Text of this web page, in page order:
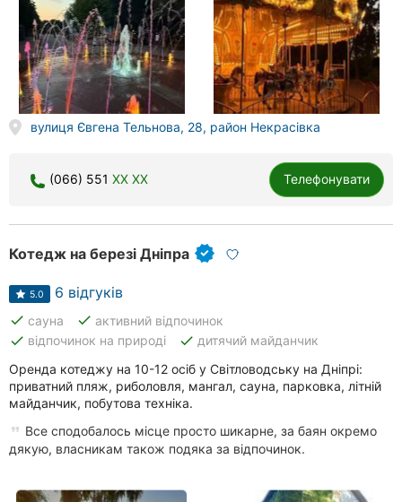
вулиця Євгена Тельнова, 28, район Некрасівка
(066) 551 XX XX Телефонувати
Котедж на березі Дніпра
5.0 6 відгуків
done сауна done активний відпочинок
done відпочинок на природі done дитячий майданчик
Оренда котеджу на 10-12 осіб у Світловодську на Дніпрі:
приватний пляж, риболовля, мангал, сауна, парковка, літній
майданчик, побутова техніка.
Все сподобалось місце просто шикарне, за баян окремо
дякую, власникам також подяка за відпочинок.